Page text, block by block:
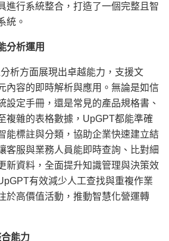
進行系統整合，打造了一個完整且智
統。
分析運用
析方面展現出卓越能力，支援文
內容的即時解析與應用。無論是如信
設定手冊，還是常見的產品規格書、
複雜的表格數據，UpGPT都能準確
能標註與分類，協助企業快速建立結
客服與業務人員能即時查詢、比對細
新資料，全面提升知識管理與決策效
有效減少人工查找與重複作業
於高價值活動，推動智慧化營運轉
能力